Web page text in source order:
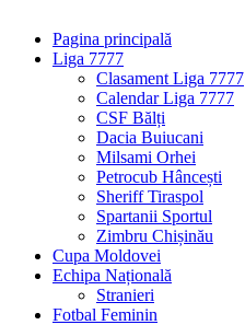
Pagina principală
Liga 7777
Clasament Liga 7777
Calendar Liga 7777
CSF Bălți
Dacia Buiucani
Milsami Orhei
Petrocub Hâncești
Sheriff Tiraspol
Spartanii Sportul
Zimbru Chișinău
Cupa Moldovei
Echipa Națională
Stranieri
Fotbal Feminin